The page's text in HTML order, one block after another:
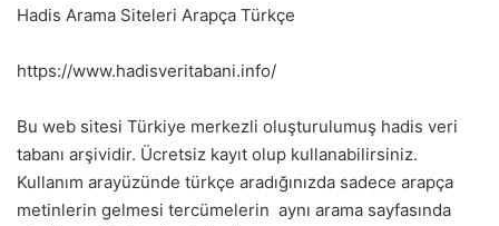
Hadis Arama Siteleri Arapça Türkçe
https://www.hadisveritabani.info/
Bu web sitesi Türkiye merkezli oluşturulumuş hadis veri
tabanı arşividir. Ücretsiz kayıt olup kullanabilirsiniz.
Kullanım arayüzünde türkçe aradığınızda sadece arapça
metinlerin gelmesi tercümelerin aynı arama sayfasında